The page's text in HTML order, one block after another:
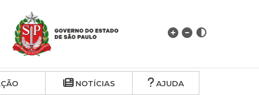
NOTÍCIAS AJUDA